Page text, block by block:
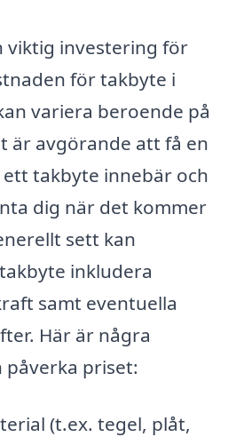
viktig investering för
för takbyte i
variera beroende på
är avgörande att få en
takbyte innebär och
dig när det kommer
sett kan
inkludera
samt eventuella
Här är några
priset:
(t.ex. tegel, plåt,